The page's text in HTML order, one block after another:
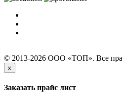
© 2013-2026 ООО «ТОП». Все
x
Заказать прайс лист